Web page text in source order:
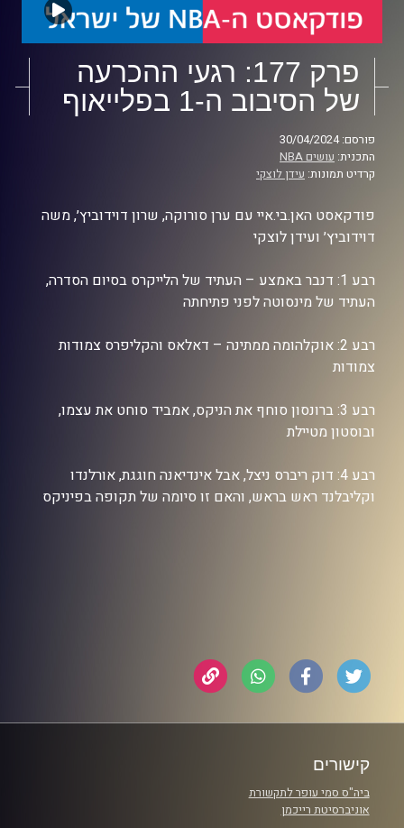
פרק 177: רגעי ההכרעה
של הסיבוב ה-1 בפלייאוף
פורסם: 30/04/2024
התכנית: עושים NBA
קרדיט תמונות: עידן לוצקי
פודקאסט האן.בי.איי עם ערן סורוקה, שרון דוידוביץ׳, משה
דוידוביץ׳ ועידן לוצקי
רבע 1: דנבר באמצע – העתיד של הלייקרס בסיום הסדרה,
העתיד של מינסוטה לפני פתיחתה
רבע 2: אוקלהומה ממתינה – דאלאס והקליפרס צמודות
צמודות
רבע 3: ברונסון סוחף את הניקס, אמביד סוחט את עצמו,
ובוסטון מטיילת
רבע 4: דוק ריברס ניצל, אבל אינדיאנה חוגגת, אורלנדו
וקליבלנד ראש בראש, והאם זו סיומה של תקופה בפיניקס
קישורים
ביה"ס סמי עופר לתקשורת
אוניברסיטת רייכמן